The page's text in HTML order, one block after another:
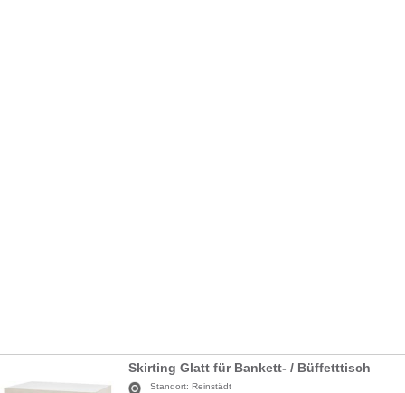
Skirting Glatt für Bankett- / Büffetttisch
Standort: Reinstädt